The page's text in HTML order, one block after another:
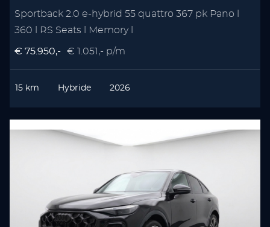
Sportback 2.0 e-hybrid 55 quattro 367 pk Pano l
360 l RS Seats l Memory l
€ 75.950,- € 1.051,- p/m
15 km Hybride 2026